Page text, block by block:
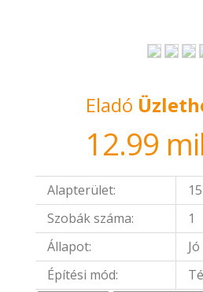
Eladó
12.99
Alapterület:
Szobák száma:
1
Állapot:
Jó
Építési mód: